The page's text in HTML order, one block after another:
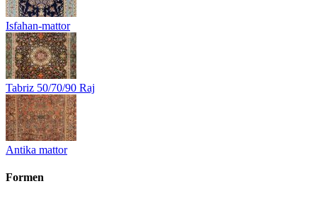
Isfahan-mattor
Tabriz 50/70/90 Raj
Antika mattor
Formen